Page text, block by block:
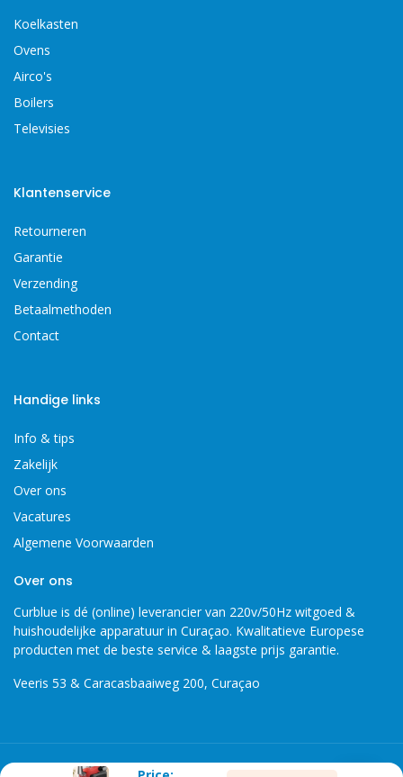
Koelkasten
Ovens
Airco's
Boilers
Televisies
Klantenservice
Retourneren
Garantie
Verzending
Betaalmethoden
Contact
Handige links
Info & tips
Zakelijk
Over ons
Vacatures
Algemene Voorwaarden
Over ons
Curblue is dé (online) leverancier van 220v/50Hz witgoed &
huishoudelijke apparatuur in Curaçao. Kwalitatieve Europese
producten met de beste service & laagste prijs garantie.
Veeris 53 & Caracasbaaiweg 200, Curaçao
Copyright 2026 © Curblue, disclaimer, er kunnen geen rechten